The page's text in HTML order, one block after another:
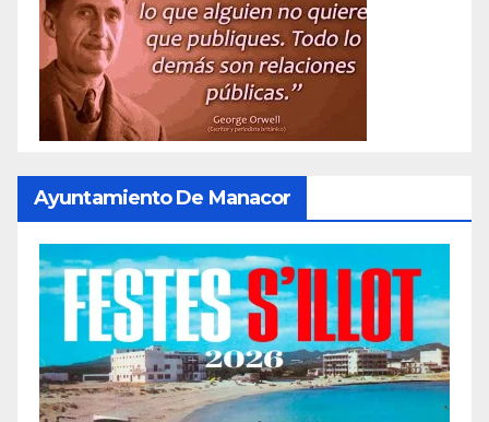
Ayuntamiento De Manacor